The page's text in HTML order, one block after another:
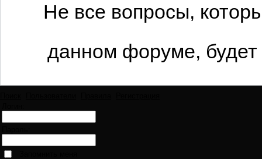
Не все вопросы,
данном форуме,